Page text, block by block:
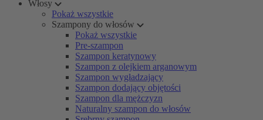
Włosy
Pokaż wszystkie
Szampony do włosów
Pokaż wszystkie
Pre-szampon
Szampon keratynowy
Szampon z olejkiem arganowym
Szampon wygładzający
Szampon dodający objętości
Szampon dla mężczyzn
Naturalny szampon do włosów